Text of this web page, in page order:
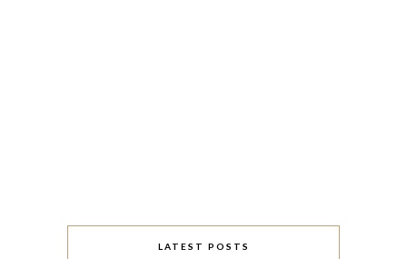
LATEST POSTS